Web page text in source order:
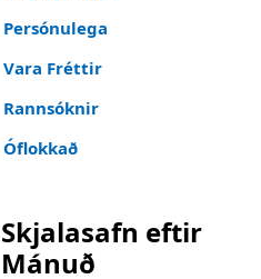
Persónulega
Vara Fréttir
Rannsóknir
Óflokkað
Skjalasafn eftir
Mánuð